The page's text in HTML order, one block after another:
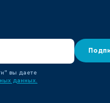
вы даете
данных.